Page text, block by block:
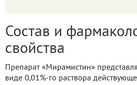
Состав и
свойства
Препарат «Мирамистин»
виде 0,01%-го раствора